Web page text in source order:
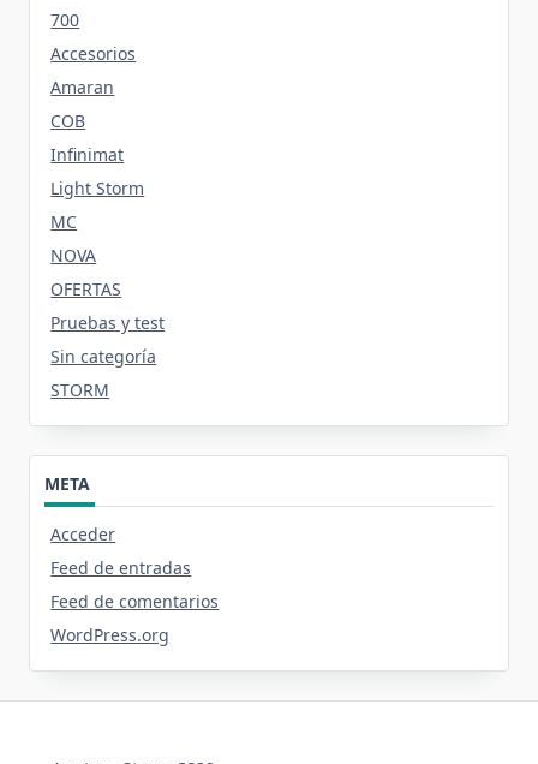
700
Accesorios
Amaran
COB
Infinimat
Light Storm
MC
NOVA
OFERTAS
Pruebas y test
Sin categoría
STORM
META
Acceder
Feed de entradas
Feed de comentarios
WordPress.org